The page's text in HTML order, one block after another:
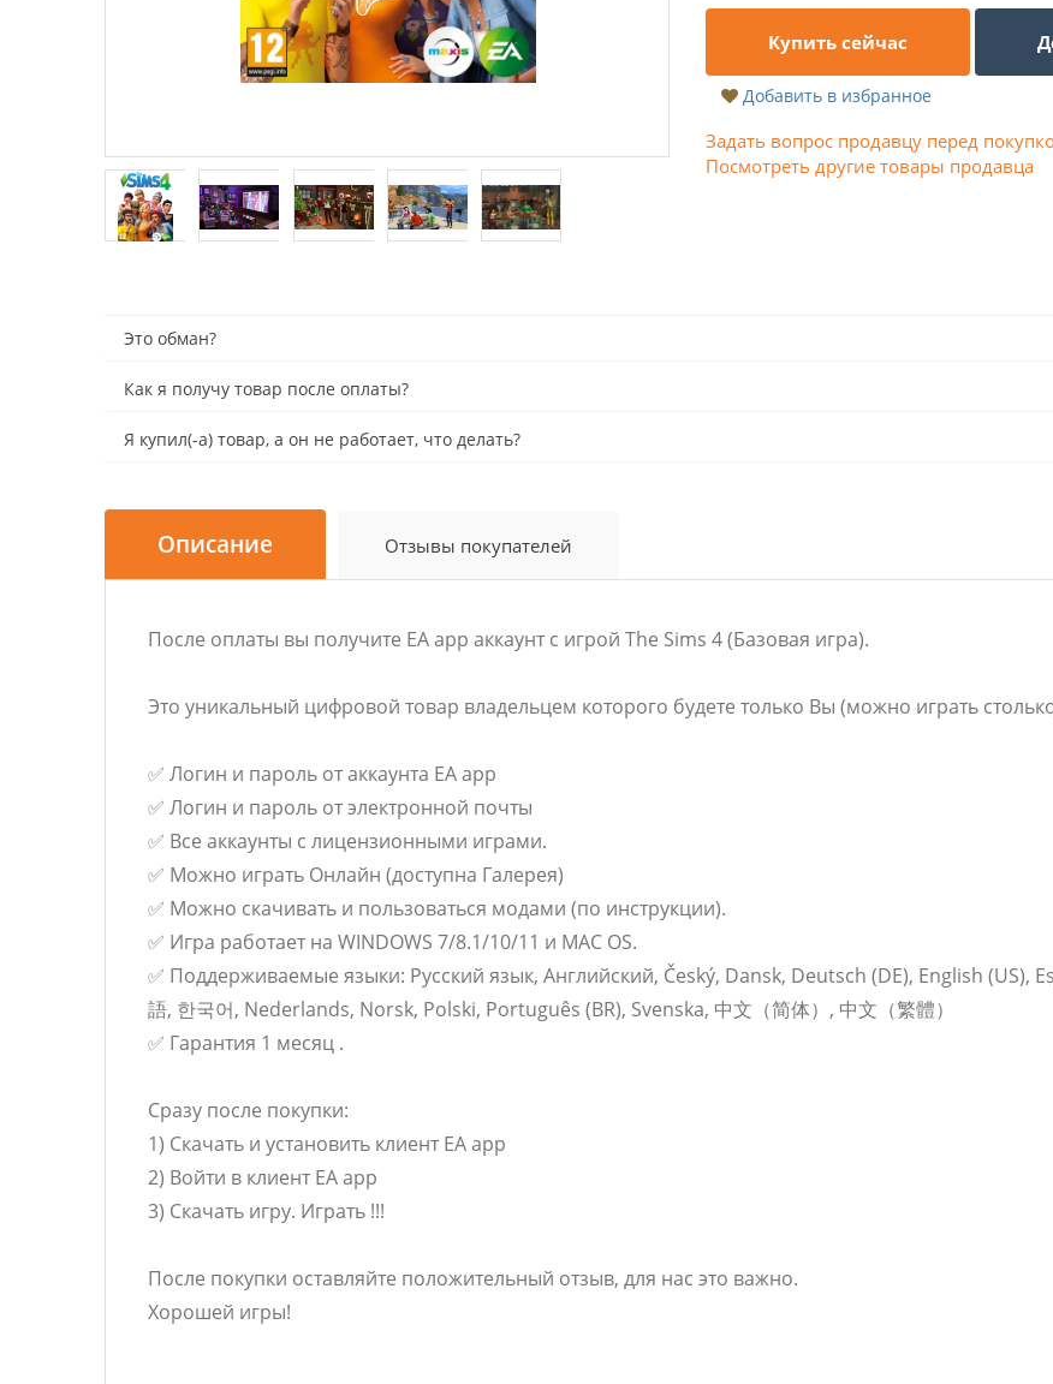
Купить сейчас
Добавить в избранное
Задать вопрос продавцу перед
Посмотреть другие товары продавца
Это обман?
Как я получу товар после оплаты?
Я купил(-а) товар, а он не работает, что делать?
Описание Отзывы покупателей
После оплаты вы получите EA app аккаунт с игрой The Sims 4 (Базовая игра).
Это уникальный цифровой товар владельцем которого будете только Вы (можно играть
✅ Логин и пароль от аккаунта EA app
✅ Логин и пароль от электронной почты
✅ Все аккаунты с лицензионными играми.
✅ Можно играть Онлайн (доступна Галерея)
✅ Можно скачивать и пользоваться модами (по инструкции).
✅ Игра работает на WINDOWS 7/8.1/10/11 и MAC OS.
✅ Поддерживаемые языки: Русский язык, Английский, Český, Dansk, Deutsch (DE), English (US),
語, 한국어, Nederlands, Norsk, Polski, Português (BR), Svenska, 中文（简体）, 中文（繁體）
✅ Гарантия 1 месяц .
Сразу после покупки:
1) Скачать и установить клиент EA app
2) Войти в клиент EA app
3) Скачать игру. Играть !!!
После покупки оставляйте положительный отзыв, для нас это важно.
Хорошей игры!